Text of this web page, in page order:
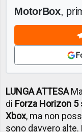
MotorBox,
LUNGA ATTESA
di Forza Horizon
Xbox, ma non
sono davvero